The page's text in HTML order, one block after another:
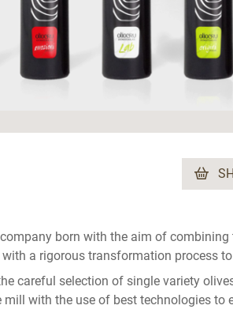
born with the aim of
a rigorous transformation process
careful selection of single variety
mill with the use of best technologies to